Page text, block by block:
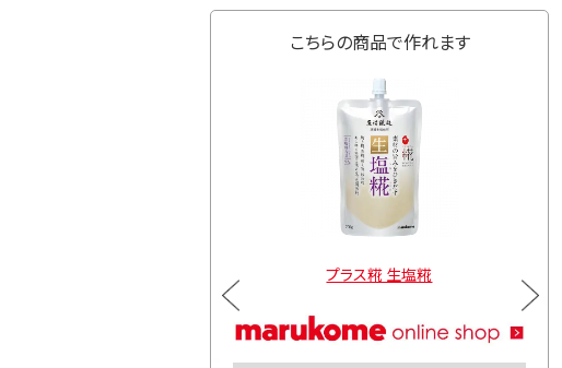
こちらの商品で作れます
プラス糀 生塩糀